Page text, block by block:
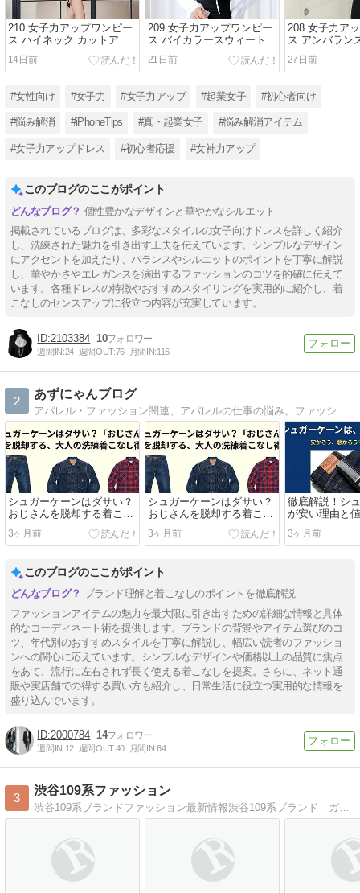
210 女子力アップワンピー
ス ハイネック カットアウ
トオープンバック ワンピー
ス スイムウェア
14日前
209 女子力アップワンピー
ス バイカラースウィートハ
ートネック ベルスリーブ
リボントリムミニドレス
21日前
208 女子力ア
ス アンバラン
カットアウト
27日前
#女性向け #女子力 #女子力アップ #起業女子 #初心者向け
#悩み解消 #iPhoneTips #真・起業女子 #悩み解消アイテム
#女子力アップドレス #初心者応援 #女神力アップ
このブログのここがポイント
個性豊かなデザインと華やかなシルエット
掲載されているブログは、多彩なスタイルの女子向けドレスを詳しく紹介
し、洗練された魅力を引き出す工夫を伝えています。シンプルなデザイン
にアクセントを加えたり、バランスやシルエットのポイントを丁寧に解説
し、華やかさやエレガンスを演出するファッションのコツを的確に伝えて
います。各種ドレスの特徴やおすすめスタイリングを実用的に紹介し、着
こなしのセンスアップに役立つ内容が充実しています。
2103384 10
週間IN:24 週間OUT:76 月間IN:116
2
あずにゃんブログ
シュガーケーンはダサい？
おじさんを脱却する着こな
3ヶ月前
シュガーケーンはダサい？
おじさんを脱却する着こな
3ヶ月前
徹底解説！シ
が安い理由と
質の秘密
3ヶ月前
このブログのここがポイント
ブランド理解と着こなしのポイントを徹底解説
ファッションアイテムの魅力を最大限に引き出すための詳細な情報と具体
的なコーディネート術を提供します。ブランドの背景やアイテム選びのコ
ツ、年代別のおすすめスタイルを丁寧に解説し、幅広い読者のファッショ
ンへの関心に応えています。シンプルなデザインや価格以上の品質に焦点
をあて、流行に左右されず長く使える着こなしを提案。さらに、ネット通
販や実店舗での得する買い方も紹介し、日常生活に役立つ実用的な情報を
盛り込んでいます。
2000784 14
週間IN:12 週間OUT:40 月間IN:64
3
渋谷109系ファッション
渋谷109系ブランドファッション最新情報渋谷109系ブランド ガールズ＆レディースファッション最新情報